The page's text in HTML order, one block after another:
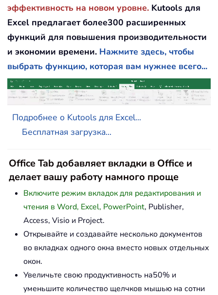
эффективность на новом уровне. Kutools для
Excel предлагает более300 расширенных
функций для повышения производительности
и экономии времени. Нажмите здесь, чтобы
выбрать функцию, которая вам нужнее всего...
Подробнее о Kutools для Excel...
Бесплатная загрузка...
Office Tab добавляет вкладки в Office и
делает вашу работу намного проще
Включите режим вкладок для редактирования и
чтения в Word, Excel, PowerPoint, Publisher,
Access, Visio и Project.
Открывайте и создавайте несколько документов
во вкладках одного окна вместо новых отдельных
окон.
Увеличьте свою продуктивность на50% и
уменьшите количество щелчков мышью на сотни